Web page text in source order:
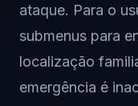
ataque. Para o
submenus para
localização
emergência é